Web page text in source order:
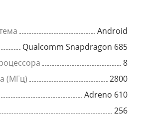
Android
Qualcomm Snapdragon 685
8
(МГц)
2800
Adreno 610
256